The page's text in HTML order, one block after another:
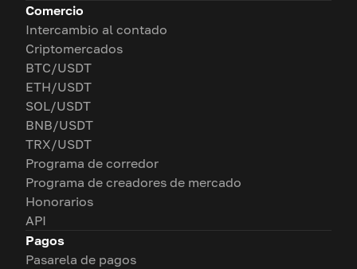
Comercio
Intercambio al contado
Criptomercados
BTC/USDT
ETH/USDT
SOL/USDT
BNB/USDT
TRX/USDT
Programa de corredor
Programa de creadores de mercado
Honorarios
API
Pagos
Pasarela de pagos